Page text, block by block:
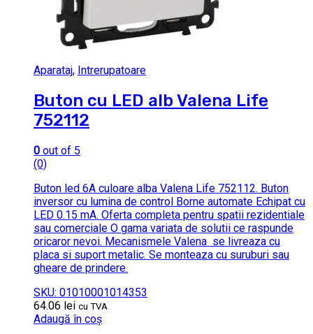
Aparataj, Intrerupatoare
Buton cu LED alb Valena Life
752112
0 out of 5
(0)
Buton led 6A culoare alba Valena Life 752112. Buton
inversor cu lumina de control Borne automate Echipat cu
LED 0.15 mA. Oferta completa pentru spatii rezidentiale
sau comerciale O gama variata de solutii ce raspunde
oricaror nevoi. Mecanismele Valena se livreaza cu
placa si suport metalic. Se monteaza cu suruburi sau
gheare de prindere.
SKU: 01010001014353
64.06 lei cu TVA
Adaugă în coș